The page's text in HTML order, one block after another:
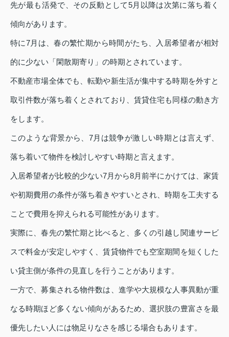
先が最も活発で、その反動として5月以降は次第に落ち着く
傾向があります。
特に7月は、春の繁忙期から時間がたち、入居希望者が相対
的に少ない「閑散期寄り」の時期とされています。
不動産市場全体でも、転勤や新生活が集中する時期を外すと
取引件数が落ち着くとされており、賃貸住宅も同様の動き方
をします。
このような背景から、7月は競争が激しい時期とは言えず、
落ち着いて物件を検討しやすい時期と言えます。
入居希望者が比較的少ない7月から8月前半にかけては、家賃
や初期費用の条件が落ち着きやすいとされ、時期を工夫する
ことで費用を抑えられる可能性があります。
実際に、春先の繁忙期と比べると、多くの引越し関連サービ
スで料金が安定しやすく、賃貸物件でも空室期間を短くした
い貸主側が条件の見直しを行うことがあります。
一方で、募集される物件数は、進学や大規模な人事異動が重
なる時期ほど多くない傾向があるため、選択肢の豊富さを最
優先したい人には物足りなさを感じる場合もあります。